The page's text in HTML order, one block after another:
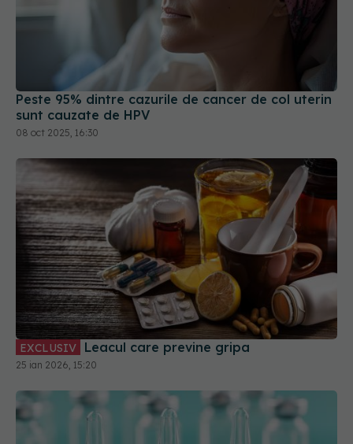
Peste 95% dintre cazurile de cancer de col uterin
sunt cauzate de HPV
08 oct 2025, 16:30
EXCLUSIV Leacul care previne gripa
25 ian 2026, 15:20